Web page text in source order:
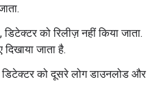
को रिलीज़ नहीं किया जाता.
जाता है.
को दूसरे लोग डाउनलोड और